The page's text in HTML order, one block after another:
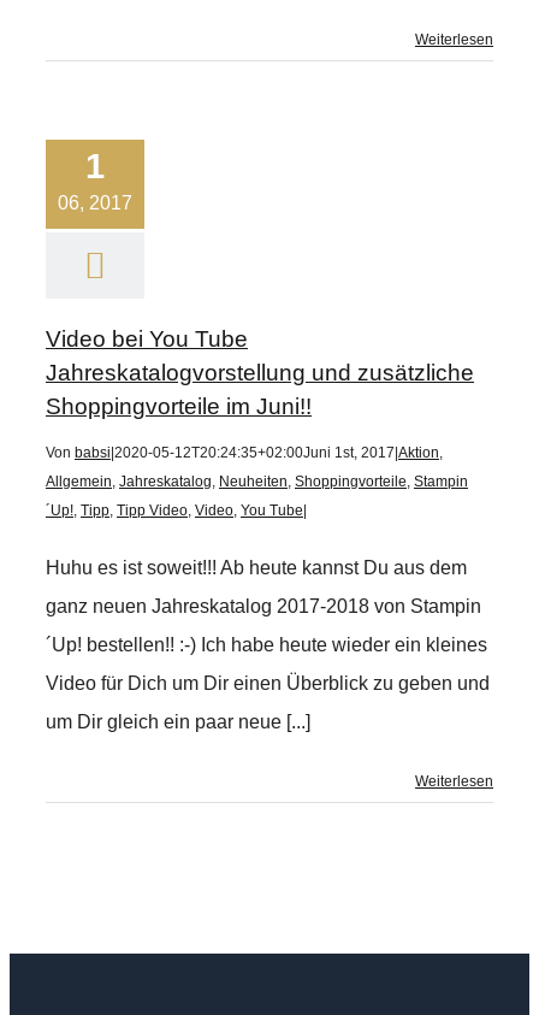
Weiterlesen
1
06, 2017
Video bei You Tube
Jahreskatalogvorstellung und zusätzliche
Shoppingvorteile im Juni!!
Von babsi 2020-05-12T20:24:35+02:00Juni 1st, 2017 Aktion,
Allgemein, Jahreskatalog, Neuheiten, Shoppingvorteile, Stampin
´Up!, Tipp, Tipp Video, Video, You Tube
Huhu es ist soweit!!! Ab heute kannst Du aus dem
ganz neuen Jahreskatalog 2017-2018 von Stampin
´Up! bestellen!! :-) Ich habe heute wieder ein kleines
Video für Dich um Dir einen Überblick zu geben und
um Dir gleich ein paar neue [...]
Weiterlesen